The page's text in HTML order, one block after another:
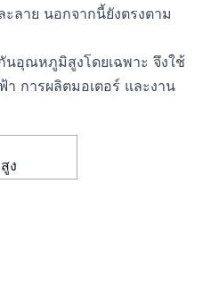
ลาย นอกจากนี้ยังตรงตาม
นอุณหภูมิสูงโดยเฉพาะ จึงใช้
การผลิตมอเตอร์ และงาน
ง